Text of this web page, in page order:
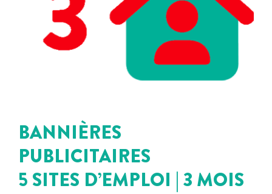
BANNIÈRES
PUBLICITAIRES
5 SITES D’EMPLOI | 3 MOIS